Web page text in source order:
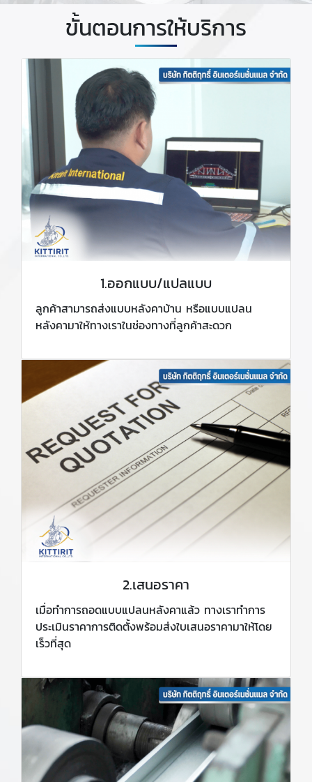
ขั้นตอนการให้บริการ
1.ออกแบบ/แปลแบบ
ลูกค้าสามารถส่งแบบหลังคาบ้าน หรือแบบแปลน
หลังคามาให้ทางเราในช่องทางที่ลูกค้าสะดวก
2.เสนอราคา
เมื่อทำการถอดแบบแปลนหลังคาแล้ว ทางเราทำการ
ประเมินราคาการติดตั้งพร้อมส่งใบเสนอราคามาให้โดย
เร็วที่สุด